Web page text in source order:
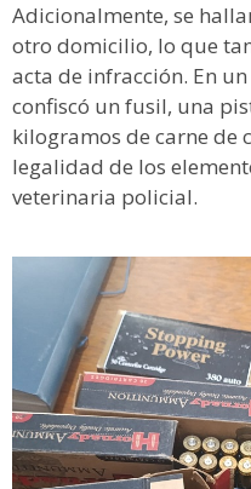
Adicionalmente, se
otro domicilio, lo que
acta de infracción. En
confiscó un fusil, una
kilogramos de carne de
legalidad de los
veterinaria policial.